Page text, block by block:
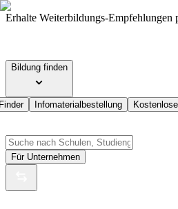
Erhalte Weiterbildungs-Empfehlungen
Bildung finden
Infomaterialbestellung
Für Unternehmen